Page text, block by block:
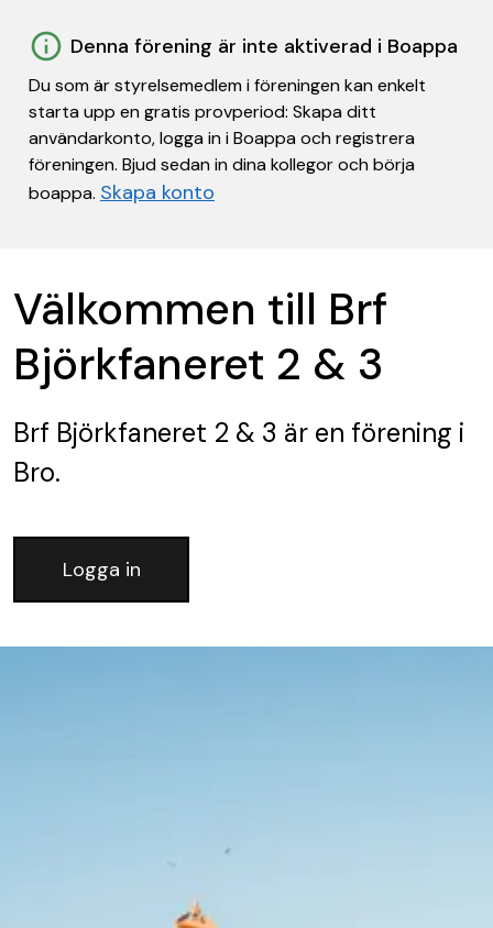
Denna förening är inte aktiverad i Boappa
Du som är styrelsemedlem i föreningen kan enkelt
starta upp en gratis provperiod: Skapa ditt
användarkonto, logga in i Boappa och registrera
föreningen. Bjud sedan in dina kollegor och börja
boappa. Skapa konto
Välkommen till Brf
Björkfaneret 2 & 3
Brf Björkfaneret 2 & 3 är en förening i
Bro.
Logga in